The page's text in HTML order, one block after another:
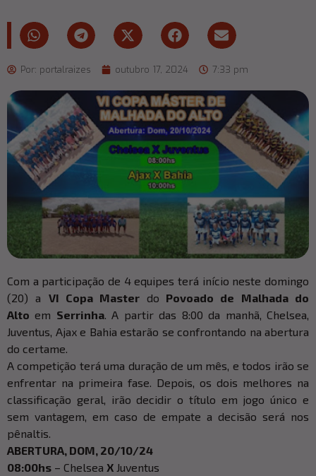
Por: portalraizes outubro 17, 2024 7:33 pm
Com a participação de 4 equipes terá início neste domingo
(20) a VI Copa Master do Povoado de Malhada do
Alto em Serrinha. A partir das 8:00 da manhã, Chelsea,
Juventus, Ajax e Bahia estarão se confrontando na abertura
do certame.
A competição terá uma duração de um mês, e todos irão se
enfrentar na primeira fase. Depois, os dois melhores na
classificação geral, irão decidir o título em jogo único e
sem vantagem, em caso de empate a decisão será nos
pênaltis.
ABERTURA, DOM, 20/10/24
08:00hs – Chelsea X Juventus